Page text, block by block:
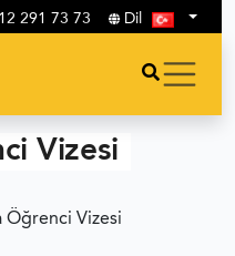
291 73 73 Dil
Vizesi
Öğrenci Vizesi